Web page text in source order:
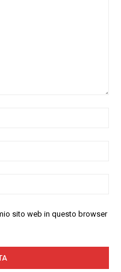
sito web in questo browser